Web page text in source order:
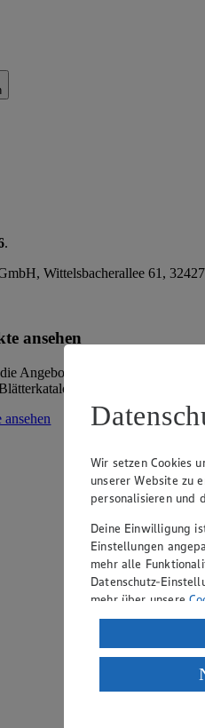
.
Wittelsbacherallee 61,
ansehen
Angebote deines Marktes im
an.
ansehen
Wir setzen Cookies
unserer Website zu
personalisieren und
Deine Einwilligung
Einstellungen
mehr alle
Datenschutz-
mehr über unsere
Verarbeitung
Wenn du auf
ein, dass deine
einem nach
Risiko eines